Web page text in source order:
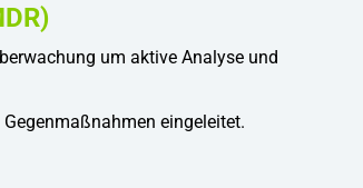
um aktive Analyse und
eingeleitet.